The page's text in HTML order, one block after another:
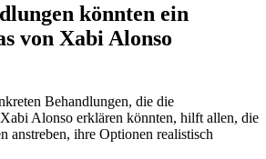
könnten ein
von Xabi Alonso
Behandlungen, die die
Alonso erklären könnten, hilft allen, die
anstreben, ihre Optionen realistisch